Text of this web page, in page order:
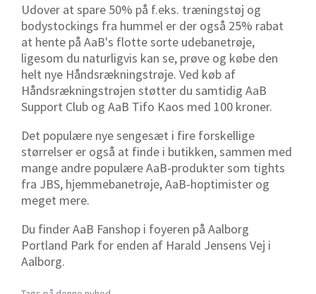
Udover at spare 50% på f.eks. træningstøj og
bodystockings fra hummel er der også 25% rabat
at hente på AaB's flotte sorte udebanetrøje,
ligesom du naturligvis kan se, prøve og købe den
helt nye Håndsrækningstrøje. Ved køb af
Håndsrækningstrøjen støtter du samtidig AaB
Support Club og AaB Tifo Kaos med 100 kroner.
Det populære nye sengesæt i fire forskellige
størrelser er også at finde i butikken, sammen med
mange andre populære AaB-produkter som tights
fra JBS, hjemmebanetrøje, AaB-hoptimister og
meget mere.
Du finder AaB Fanshop i foyeren på Aalborg
Portland Park for enden af Harald Jensens Vej i
Aalborg.